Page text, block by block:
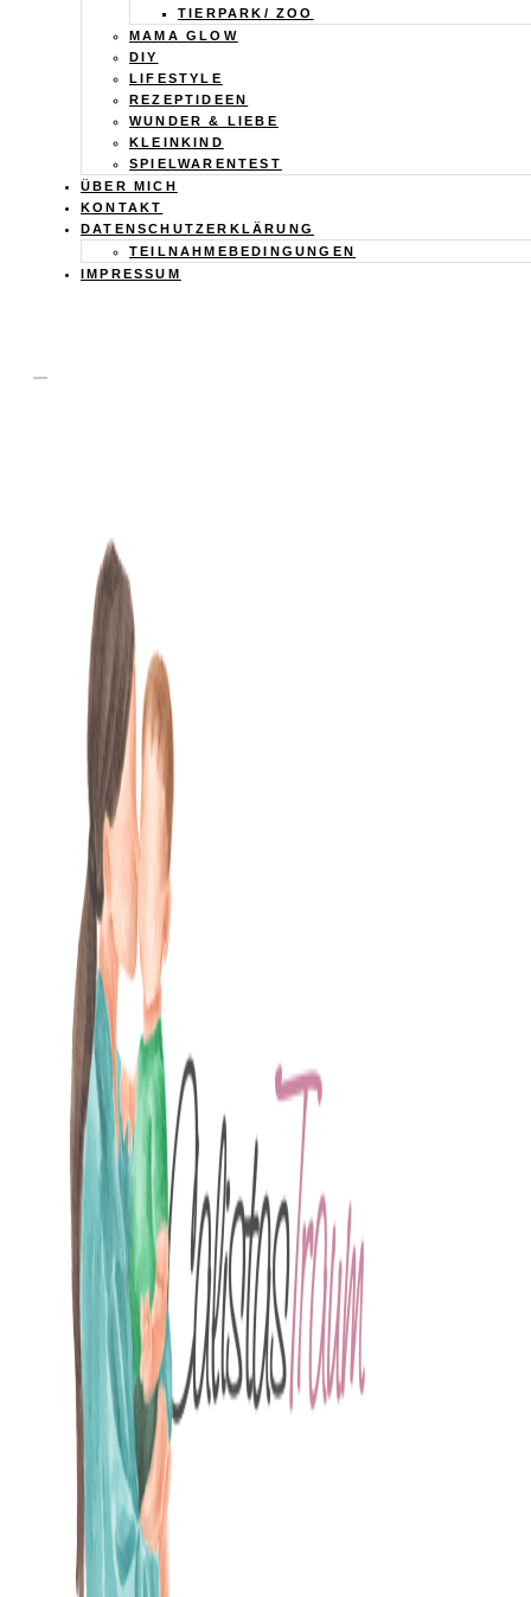
TIERPARK/ ZOO
MAMA GLOW
DIY
LIFESTYLE
REZEPTIDEEN
WUNDER & LIEBE
KLEINKIND
SPIELWARENTEST
ÜBER MICH
KONTAKT
DATENSCHUTZERKLÄRUNG
TEILNAHMEBEDINGUNGEN
IMPRESSUM